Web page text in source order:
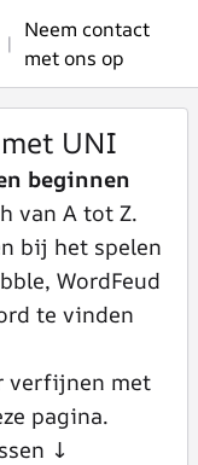
|
Neem contact
met ons op
UNI
beginnen
van A tot Z.
bij het spelen
WordFeud
te vinden
verfijnen met
pagina.
↓